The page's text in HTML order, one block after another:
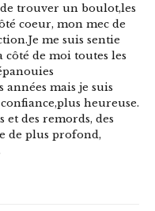
de trouver un boulot,les
coeur, mon mec de
me suis sentie
côté de moi toutes les
années mais je suis
heureuse.
et des remords, des
de plus profond,